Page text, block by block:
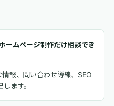
ームページ制作だけ相談でき
報、問い合わせ導線、SEO
ます。